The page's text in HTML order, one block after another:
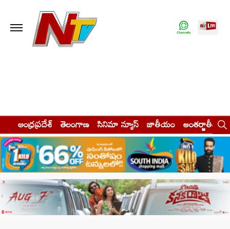
ఆంధ్రప్రదేశ్ తెలంగాణ సినిమా న్యూస్ జాతీయం అంతర్జాతీయం